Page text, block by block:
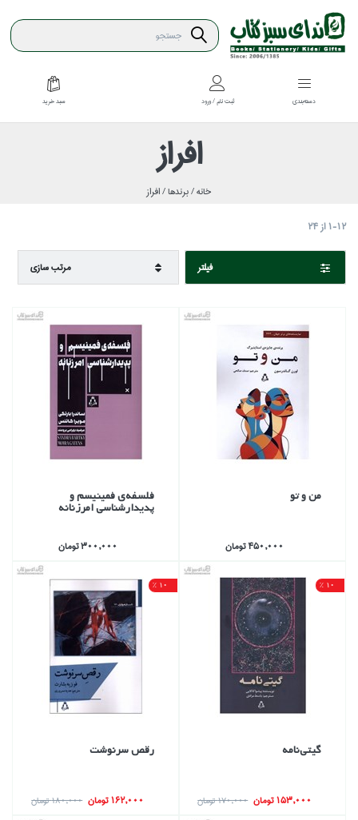
دسته‌بندي ثبت نام / ورود سبد خريد
افراز
خانه /برندها /افراز
1-12از24
فيلتر مرتب سازي
من و تو
450,000 تومان
فلسفه‌ي فمينيسم و
پديدارشناسي امرزنانه
300,000 تومان
10 %
گيتي‌نامه
153,000 تومان 170,000 تومان
10 %
رقص سرنوشت
162,000 تومان 180,000 تومان